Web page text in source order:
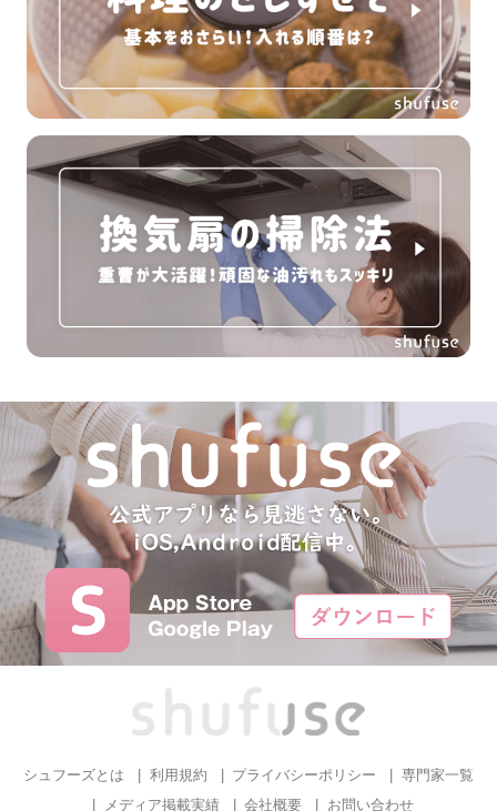
シュフーズとは 利用規約 プライバシーポリシー
専門家一覧
メディア掲載実績
会社概要 お問い合わせ